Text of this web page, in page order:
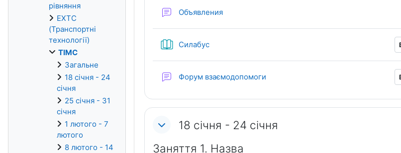
Объявления
СилабусКнига
Форум взаємодопомоги
18 січня - 24 січня
Заняття 1. Назва
рівняння
ЕХТС
(Транспортні
технології)
ТІМС
Загальне
18 січня - 24
січня
25 січня - 31
січня
1 лютого - 7
лютого
8 лютого - 14